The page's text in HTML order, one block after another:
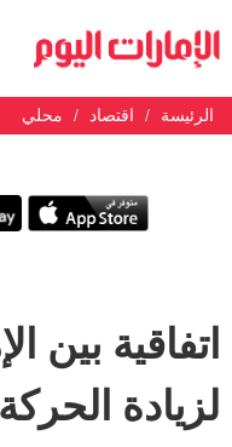
الرئيسة اقتصاد محلي
اتفاقية بين
لزيادة